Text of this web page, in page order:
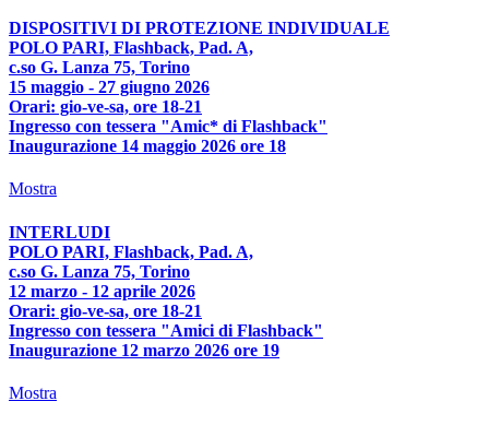
DISPOSITIVI DI PROTEZIONE INDIVIDUALE
POLO PARI, Flashback, Pad. A,
c.so G. Lanza 75, Torino
15 maggio - 27 giugno 2026
Orari: gio-ve-sa, ore 18-21
Ingresso con tessera "Amic* di Flashback"
Inaugurazione 14 maggio 2026 ore 18
Mostra
INTERLUDI
POLO PARI, Flashback, Pad. A,
c.so G. Lanza 75, Torino
12 marzo - 12 aprile 2026
Orari: gio-ve-sa, ore 18-21
Ingresso con tessera "Amici di Flashback"
Inaugurazione 12 marzo 2026 ore 19
Mostra